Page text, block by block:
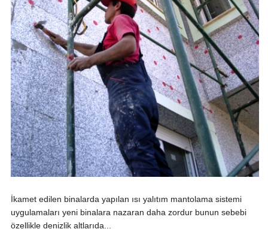
İkamet edilen binalarda yapılan ısı yalıtım mantolama sistemi
uygulamaları yeni binalara nazaran daha zordur bunun sebebi
özellikle denizlik altlarıda...